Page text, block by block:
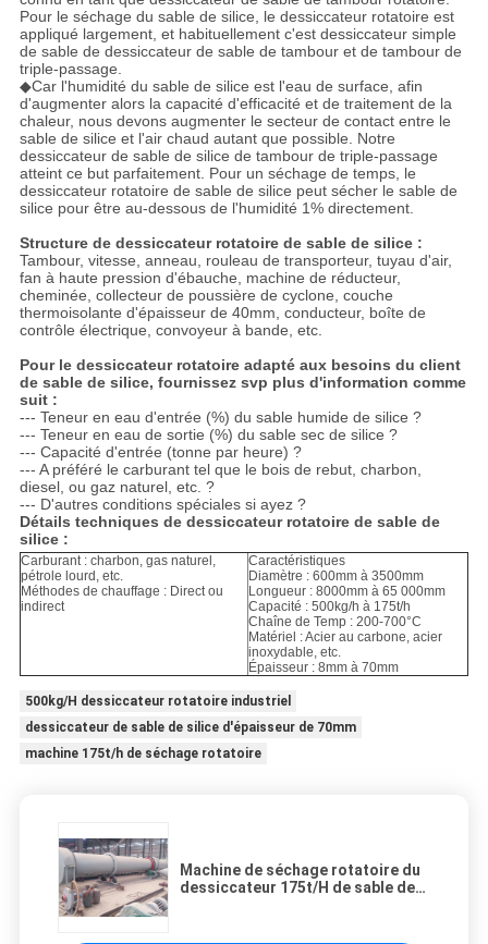
Pour le séchage du sable de silice, le dessiccateur rotatoire est
appliqué largement, et habituellement c'est dessiccateur simple
de sable de dessiccateur de sable de tambour et de tambour de
triple-passage.
◆Car l'humidité du sable de silice est l'eau de surface, afin
d'augmenter alors la capacité d'efficacité et de traitement de la
chaleur, nous devons augmenter le secteur de contact entre le
sable de silice et l'air chaud autant que possible. Notre
dessiccateur de sable de silice de tambour de triple-passage
atteint ce but parfaitement. Pour un séchage de temps, le
dessiccateur rotatoire de sable de silice peut sécher le sable de
silice pour être au-dessous de l'humidité 1% directement.
Structure de dessiccateur rotatoire de sable de silice :
Tambour, vitesse, anneau, rouleau de transporteur, tuyau d'air,
fan à haute pression d'ébauche, machine de réducteur,
cheminée, collecteur de poussière de cyclone, couche
thermoisolante d'épaisseur de 40mm, conducteur, boîte de
contrôle électrique, convoyeur à bande, etc.
Pour le dessiccateur rotatoire adapté aux besoins du client
de sable de silice, fournissez svp plus d'information comme
suit :
--- Teneur en eau d'entrée (%) du sable humide de silice ?
--- Teneur en eau de sortie (%) du sable sec de silice ?
--- Capacité d'entrée (tonne par heure) ?
--- A préféré le carburant tel que le bois de rebut, charbon,
diesel, ou gaz naturel, etc. ?
--- D'autres conditions spéciales si ayez ?
Détails techniques de dessiccateur rotatoire de sable de
silice :
Carburant : charbon, gas naturel,
pétrole lourd, etc.
Méthodes de chauffage : Direct ou
indirect
Caractéristiques
Diamètre : 600mm à 3500mm
Longueur : 8000mm à 65 000mm
Capacité : 500kg/h à 175t/h
Chaîne de Temp : 200-700°C
Matériel : Acier au carbone, acier
inoxydable, etc.
Épaisseur : 8mm à 70mm
500kg/H dessiccateur rotatoire industriel
dessiccateur de sable de silice d'épaisseur de 70mm
machine 175t/h de séchage rotatoire
Machine de séchage rotatoire du
dessiccateur 175t/H de sable de